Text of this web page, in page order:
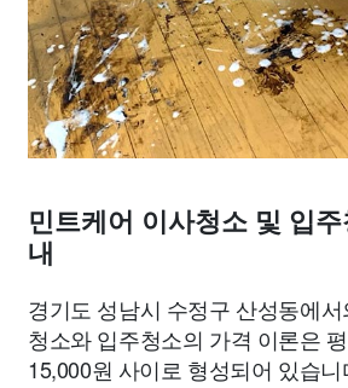
민트케어 이사청소 및 입
내
경기도 성남시 수정구 산성동에
청소와 입주청소의 가격 이론은
15,000원 사이로 형성되어 있습